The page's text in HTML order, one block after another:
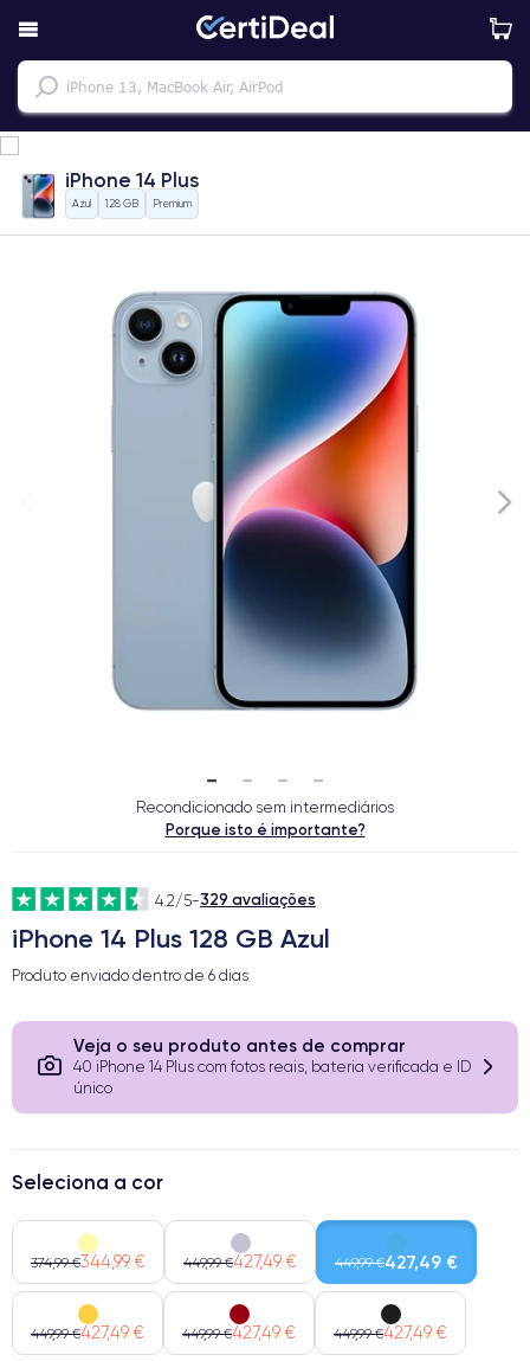
iPhone 14 Plus
Azul 128 GB Premium
Recondicionado sem intermediários
Porque isto é importante?
4.2/5-329 avaliações
iPhone 14 Plus 128 GB Azul
Produto enviado dentro de 6 dias
Veja o seu produto antes de comprar
40 iPhone 14 Plus com fotos reais, bateria verificada e ID
único
Seleciona a cor
374,99 €344,99 € 449,99 €427,49 € 449,99 €427,49 €
449,99 €427,49 € 449,99 €427,49 € 449,99 €427,49 €